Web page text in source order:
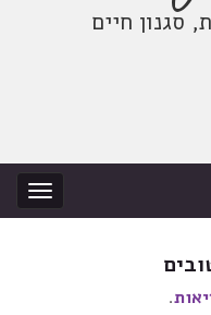
החלף
ניווט
סגנון חיים
.